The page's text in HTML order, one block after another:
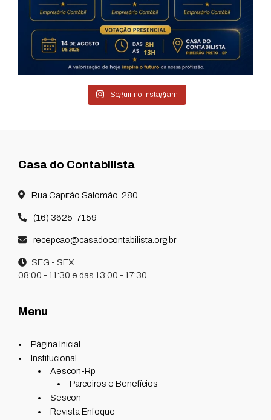
Seguir no Instagram
Casa do Contabilista
Rua Capitão Salomão, 280
(16) 3625-7159
recepcao@casadocontabilista.org.br
SEG - SEX:
08:00 - 11:30 e das 13:00 - 17:30
Menu
Página Inicial
Institucional
Aescon-Rp
Parceiros e Benefícios
Sescon
Revista Enfoque